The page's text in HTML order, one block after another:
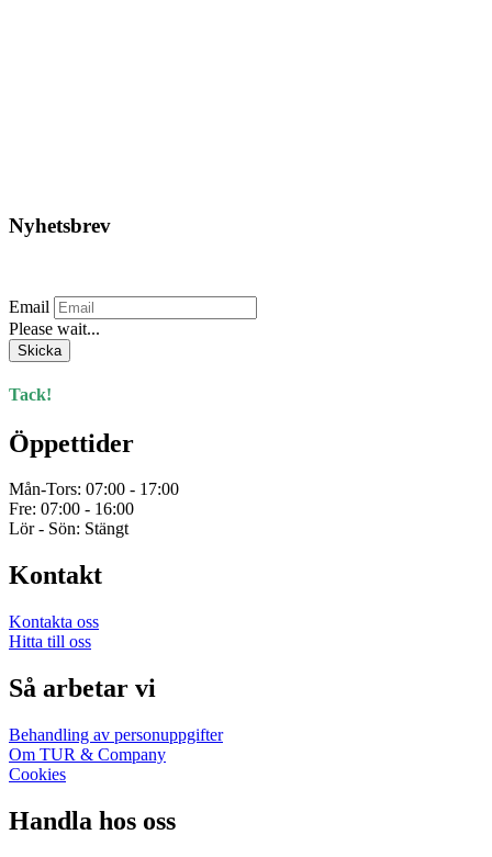
Nyhetsbrev
Email
Please wait...
Skicka
Tack!
Öppettider
Mån-Tors: 07:00 - 17:00
Fre: 07:00 - 16:00
Lör - Sön: Stängt
Kontakt
Kontakta oss
Hitta till oss
Så arbetar vi
Behandling av personuppgifter
Om TUR & Company
Cookies
Handla hos oss